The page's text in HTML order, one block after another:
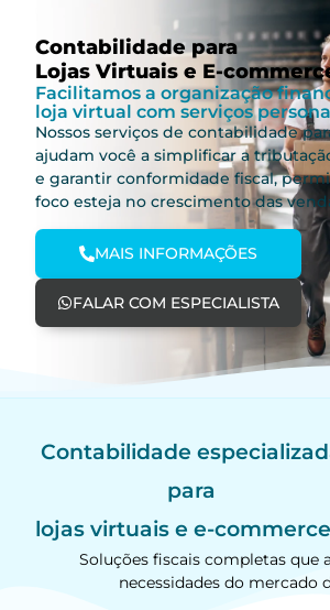
Contabilidade para
Lojas Virtuais e E-
Facilitamos a organização
loja virtual com serviços
Nossos serviços de contabilidade
ajudam você a simplificar a
e garantir conformidade fiscal,
foco esteja no crescimento das
MAIS INFORMAÇÕES
FALAR COM ESPECIALISTA
Contabilidade
para
lojas virtuais e e-
Soluções fiscais completas que
necessidades do mercado